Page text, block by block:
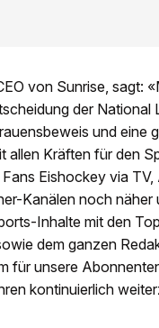
von Sunrise, sagt:
der National
und eine
allen Kräften für den
Eishockey via
Kanälen noch näher
Inhalte mit den
dem ganzen
für unsere
kontinuierlich